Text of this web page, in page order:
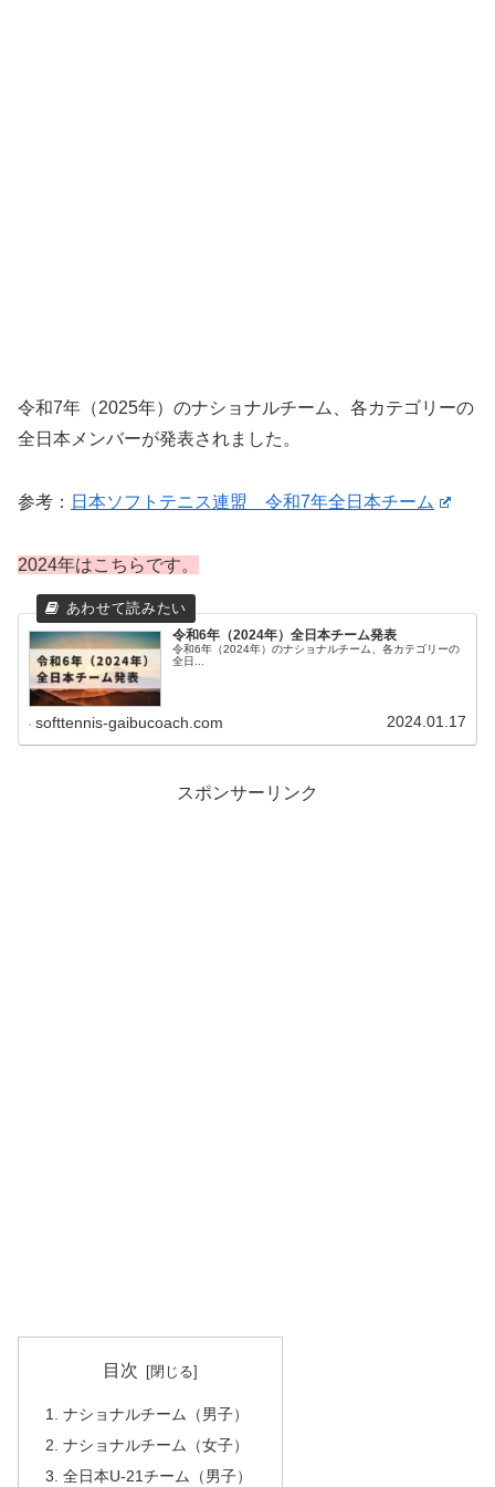
令和7年（2025年）のナショナルチーム、各カテゴリーの
全日本メンバーが発表されました。
参考： 日本ソフトテニス連盟 令和7年全日本チーム
2024年はこちらです。
令和6年（2024年）全日本チーム発表
令和6年（2024年）のナショナルチーム、各カテゴリーの
全日...
softtennis-gaibucoach.com 2024.01.17
スポンサーリンク
目次
ナショナルチーム（男子）
ナショナルチーム（女子）
全日本U-21チーム（男子）